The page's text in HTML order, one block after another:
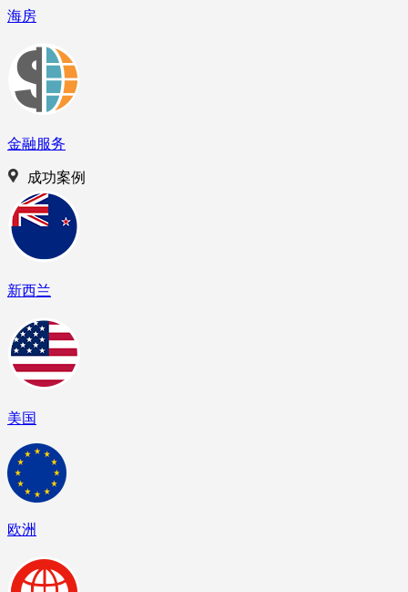
海房
金融服务
成功案例
新西兰
美国
欧洲